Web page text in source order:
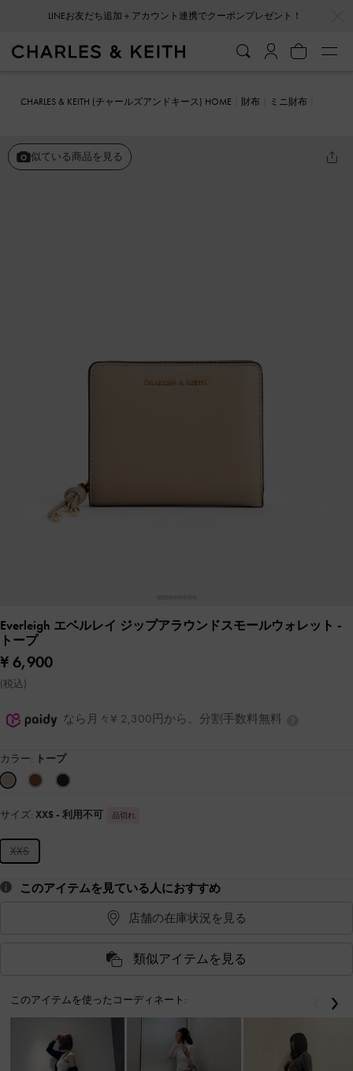
LINEお友だち追加＋アカウント連携でクーポンプレゼント！
CHARLES & KEITH (チャールズアンドキース) HOME 財布
ミニ財布
似ている商品を見る
Everleigh エベルレイ ジップアラウンドスモールウォレット -
トープ
¥ 6,900
(税込)
なら月々¥ 2,300円から。分割手数料無料
カラー: トープ
サイズ: XXS - 利用不可 品切れ
XXS
このアイテムを見ている人におすすめ
店舗の在庫状況を見る
類似アイテムを見る
このアイテムを使ったコーディネート: 戻る